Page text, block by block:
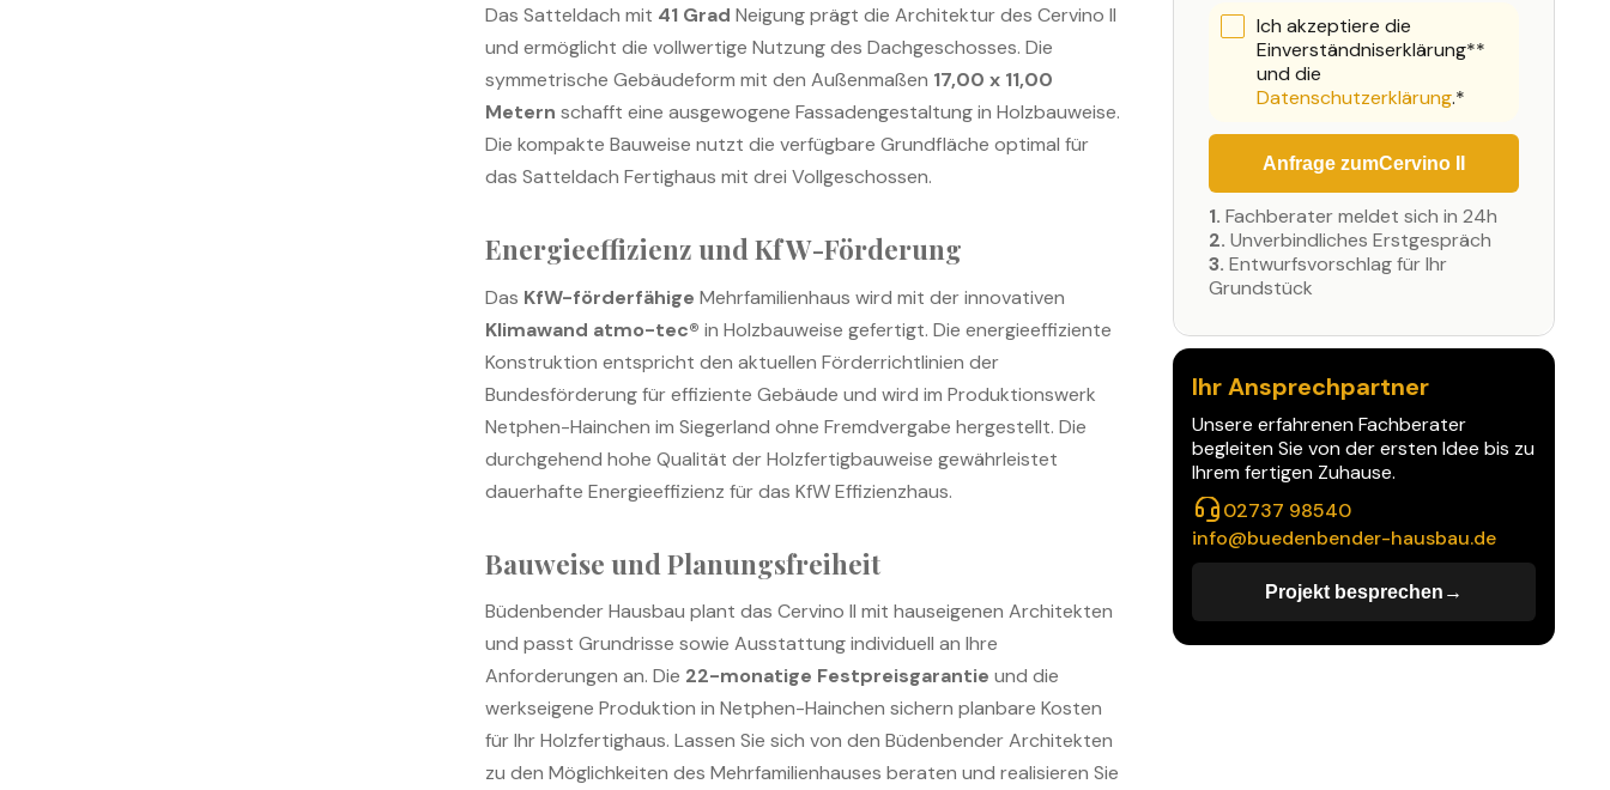
Das Satteldach mit 41 Grad Neigung prägt die Architektur des Cervino II
und ermöglicht die vollwertige Nutzung des Dachgeschosses. Die
symmetrische Gebäudeform mit den Außenmaßen 17,00 x 11,00
Metern schafft eine ausgewogene Fassadengestaltung in Holzbauweise.
Die kompakte Bauweise nutzt die verfügbare Grundfläche optimal für
das Satteldach Fertighaus mit drei Vollgeschossen.
Energieeffizienz und KfW-Förderung
Das KfW-förderfähige Mehrfamilienhaus wird mit der innovativen
Klimawand atmo-tec® in Holzbauweise gefertigt. Die energieeffiziente
Konstruktion entspricht den aktuellen Förderrichtlinien der
Bundesförderung für effiziente Gebäude und wird im Produktionswerk
Netphen-Hainchen im Siegerland ohne Fremdvergabe hergestellt. Die
durchgehend hohe Qualität der Holzfertigbauweise gewährleistet
dauerhafte Energieeffizienz für das KfW Effizienzhaus.
Bauweise und Planungsfreiheit
Büdenbender Hausbau plant das Cervino II mit hauseigenen Architekten
und passt Grundrisse sowie Ausstattung individuell an Ihre
Anforderungen an. Die 22-monatige Festpreisgarantie und die
werkseigene Produktion in Netphen-Hainchen sichern planbare Kosten
für Ihr Holzfertighaus. Lassen Sie sich von den Büdenbender Architekten
zu den Möglichkeiten des Mehrfamilienhauses beraten und realisieren Sie
Ich akzeptiere die
Einverständniserklärung**
und die
Datenschutzerklärung.*
Anfrage zumCervino II
1. Fachberater meldet sich in 24h
2. Unverbindliches Erstgespräch
3. Entwurfsvorschlag für Ihr
Grundstück
Ihr Ansprechpartner
Unsere erfahrenen Fachberater
begleiten Sie von der ersten Idee bis zu
Ihrem fertigen Zuhause.
02737 98540
info@buedenbender-hausbau.de
Projekt besprechen
→ →